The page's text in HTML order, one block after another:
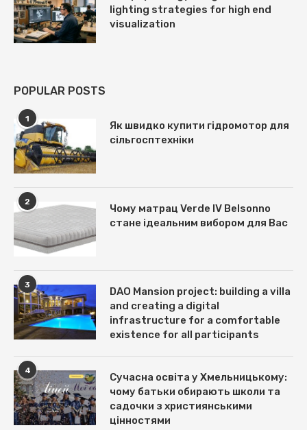
lighting strategies for high end
visualization
POPULAR POSTS
1
Як швидко купити гідромотор для
сільгосптехніки
2
Чому матрац Verde IV Belsonno
стане ідеальним вибором для Вас
3
DAO Mansion project: building a villa
and creating a digital
infrastructure for a comfortable
existence for all participants
4
Сучасна освіта у Хмельницькому:
чому батьки обирають школи та
садочки з християнськими
цінностями